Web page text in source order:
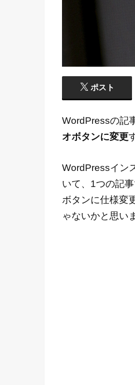
ポスト
WordPressの記
オボタンに変更
WordPressイン
いて、1つの記
ボタンに仕様変
ゃないかと思い